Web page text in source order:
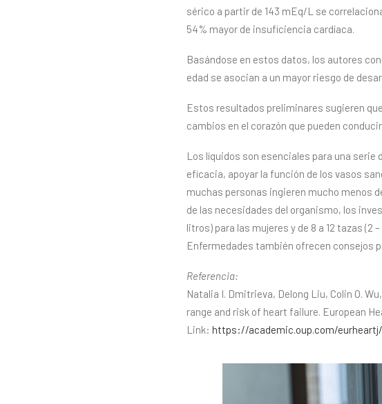
sérico a partir de 143 mEq/L se
54% mayor de insuficiencia cardíaca.
Basándose en estos datos, los autores
edad se asocian a un mayor riesgo de
Estos resultados preliminares sugieren
cambios en el corazón que pueden
Los líquidos son esenciales para una serie
eficacia, apoyar la función de los vasos
muchas personas ingieren mucho menos
de las necesidades del organismo, los
litros) para las mujeres y de 8 a 12 tazas (2
Enfermedades también ofrecen consejos
Referencia:
Natalia I. Dmitrieva, Delong Liu, Colin O.
range and risk of heart failure. European
Link: https://academic.oup.com/eurheartj/